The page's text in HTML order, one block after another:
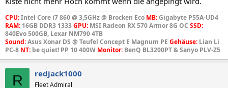
CPU:Intel Core i7 860 @ 3,5GHz @ Brocken Eco MB:Gigabyte P55A-UD4
RAM: 16GB DDR3 1333GPU: MSI Radeon RX 570 Armor 8G OC SSD:
840Evo 500GB, Lexar NM790 4TB
Sound:Asus Xonar DS @ Teufel Concept E Magnum PE Gehäuse: Lian Li
PC-8 NT: be quiet! PP 10 400W Monitor: BenQ BL3200PT & Sanyo PLV-Z5
R redjack1000
Fleet Admiral